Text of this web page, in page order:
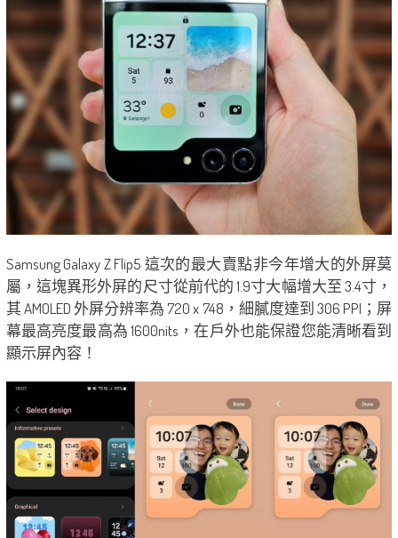
Samsung Galaxy Z Flip5 這次的最大賣點非今年增大的外屏莫
屬，這塊異形外屏的尺寸從前代的 1.9寸大幅增大至 3.4寸，
其 AMOLED 外屏分辨率為 720 x 748，細膩度達到 306 PPI；屏
幕最高亮度最高為 1600nits，在戶外也能保證您能清晰看到
顯示屏內容！